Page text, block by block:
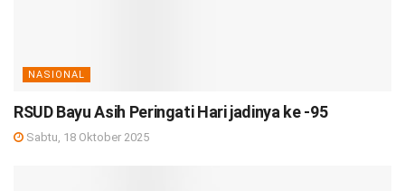
NASIONAL
RSUD Bayu Asih Peringati Hari jadinya ke -95
Sabtu, 18 Oktober 2025